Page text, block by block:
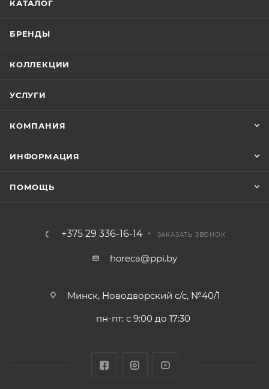
КАТАЛОГ
БРЕНДЫ
КОЛЛЕКЦИИ
УСЛУГИ
КОМПАНИЯ
ИНФОРМАЦИЯ
ПОМОЩЬ
+375 29 336-16-14 ЗАКАЗАТЬ ЗВОНОК
horeca@ppi.by
Минск, Новодворский с/с, №40/1
пн-пт: с 9:00 до 17:30